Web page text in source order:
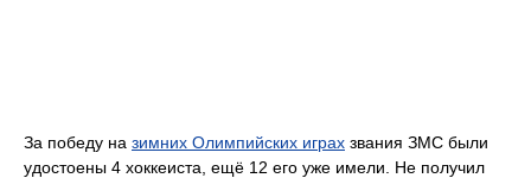
За победу на зимних Олимпийских играх звания ЗМС были
удостоены 4 хоккеиста, ещё 12 его уже имели. Не получил